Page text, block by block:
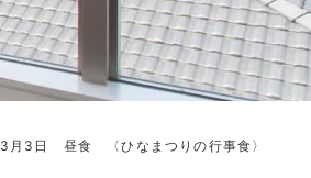
3月3日 昼食 〈ひなまつりの行事食〉